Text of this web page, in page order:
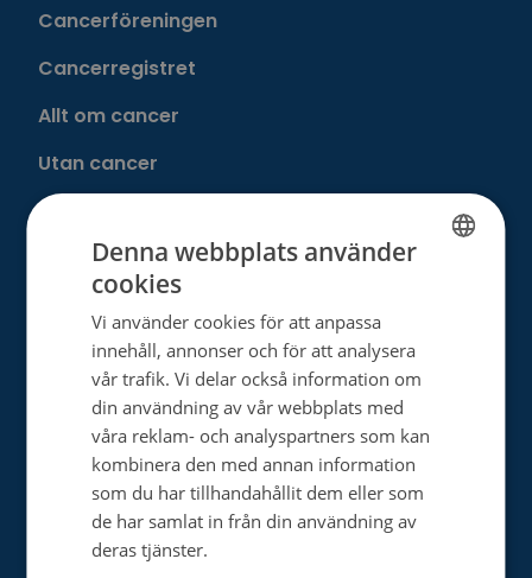
Cancerföreningen
Cancerregistret
Allt om cancer
Utan cancer
Donera
Välj ditt eget sätt att hjälpa
Bli månadsdonator
Engångsdonation
Bemärkelsedagsinsamling
Minnesgåva
Minnesinsamling
Denna webbplats använder
cookies
Vi använder cookies för att anpassa
innehåll, annonser och för att analysera
vår trafik. Vi delar också information om
din användning av vår webbplats med
våra reklam- och analyspartners som kan
kombinera den med annan information
som du har tillhandahållit dem eller som
de har samlat in från din användning av
deras tjänster.